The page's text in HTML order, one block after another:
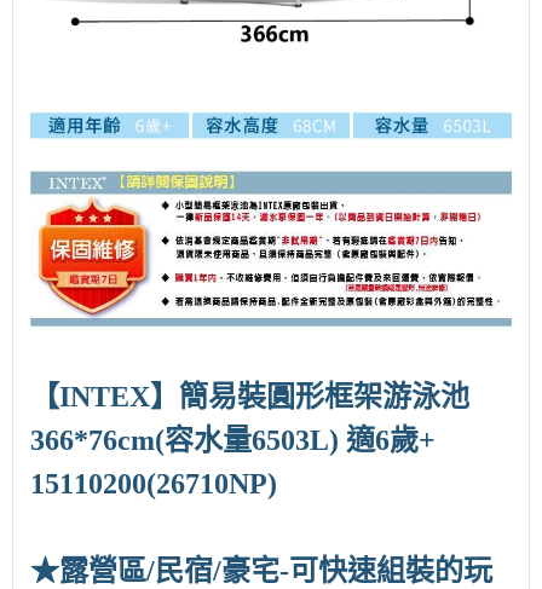
【INTEX】 簡易裝圓形框架游泳池
366*76cm(容水量6503L) 適6歲+
15110200(26710NP)
★露營區/民宿/豪宅-可快速組裝的玩